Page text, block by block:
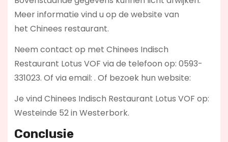
Meer informatie vind u op de website van
het Chinees restaurant.
Neem contact op met Chinees Indisch
Restaurant Lotus VOF via de telefoon op: 0593-
331023. Of via email: . Of bezoek hun website:
Je vind Chinees Indisch Restaurant Lotus VOF op:
Westeinde 52 in Westerbork.
Conclusie